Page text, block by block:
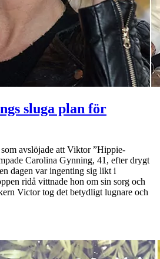
sluga plan för
avslöjade att Viktor ”Hippie-
Carolina Gynning, 41, efter drygt
dagen var ingenting sig likt i
ridå vittnade hon om sin sorg och
Victor tog det betydligt lugnare och